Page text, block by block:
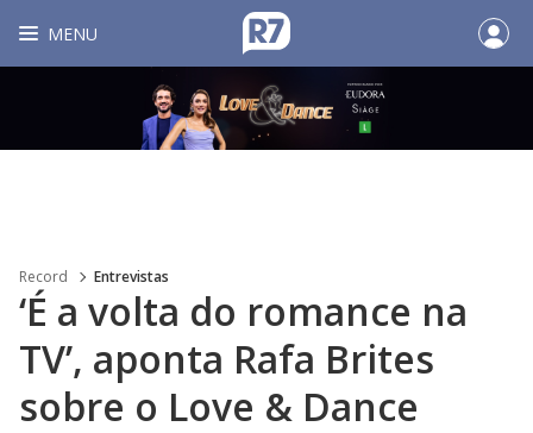
MENU
Record Entrevistas
‘É a volta do romance na
TV’, aponta Rafa Brites
sobre o Love & Dance